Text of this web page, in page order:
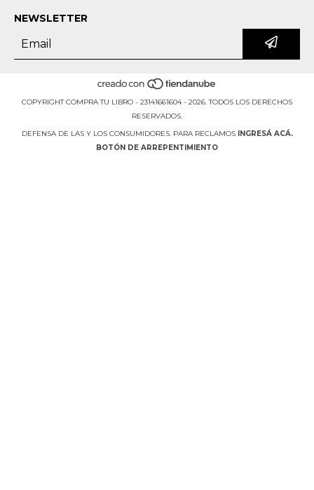
NEWSLETTER
COPYRIGHT COMPRA TU LIBRO - 23141661604 - 2026. TODOS LOS DERECHOS
RESERVADOS.
DEFENSA DE LAS Y LOS CONSUMIDORES. PARA RECLAMOS
INGRESÁ ACÁ.
BOTÓN DE ARREPENTIMIENTO